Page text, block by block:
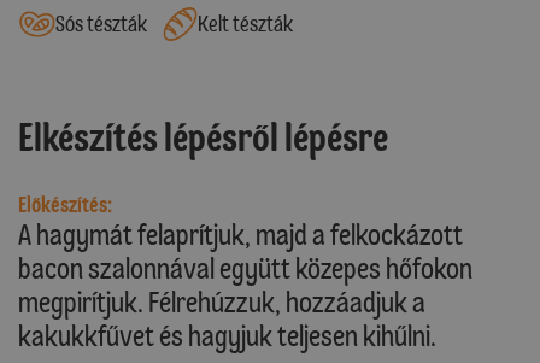
Sós tészták
Kelt tészták
Elkészítés lépésről lépésre
Előkészítés:
A hagymát felaprítjuk, majd a felkockázott
bacon szalonnával együtt közepes hőfokon
megpirítjuk. Félrehúzzuk, hozzáadjuk a
kakukkfűvet és hagyjuk teljesen kihűlni.